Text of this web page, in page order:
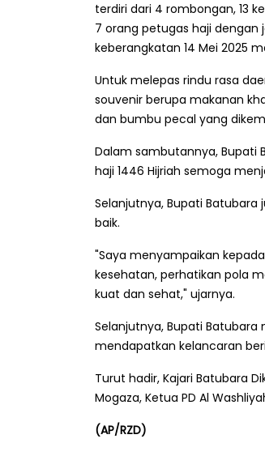
terdiri dari 4 rombongan, 13
7 orang petugas haji dengan
keberangkatan 14 Mei 2025
Untuk melepas rindu rasa
souvenir berupa makanan
dan bumbu pecal yang
Dalam sambutannya, Bupati
haji 1446 Hijriah semoga
Selanjutnya, Bupati
baik.
"Saya menyampaikan
kesehatan, perhatikan pola
kuat dan sehat," ujarnya.
Selanjutnya, Bupati
mendapatkan kelancaran
Turut hadir, Kajari Batubara
Mogaza, Ketua PD Al
(AP/RZD)